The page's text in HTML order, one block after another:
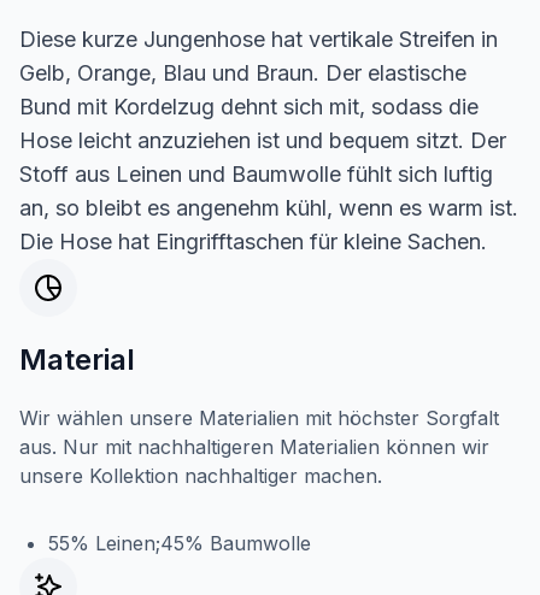
Diese kurze Jungenhose hat vertikale Streifen in
Gelb, Orange, Blau und Braun. Der elastische
Bund mit Kordelzug dehnt sich mit, sodass die
Hose leicht anzuziehen ist und bequem sitzt. Der
Stoff aus Leinen und Baumwolle fühlt sich luftig
an, so bleibt es angenehm kühl, wenn es warm ist.
Die Hose hat Eingrifftaschen für kleine Sachen.
Material
Wir wählen unsere Materialien mit höchster Sorgfalt
aus. Nur mit nachhaltigeren Materialien können wir
unsere Kollektion nachhaltiger machen.
55% Leinen;45% Baumwolle